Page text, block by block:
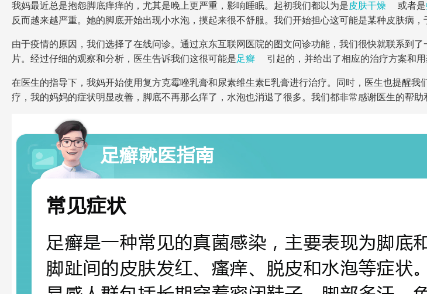
我妈最近总是抱怨脚底痒痒的，尤其是晚上更严重，影响睡眠。起初我们都以为是皮肤干燥 或者是
反而越来越严重。她的脚底开始出现小水泡，摸起来很不舒服。我们开始担心这可能是某种皮肤病，
由于疫情的原因，我们选择了在线问诊。通过京东互联网医院的图文问诊功能，我们很快就联系到
片。经过仔细的观察和分析，医生告诉我们这很可能是足癣 引起的，并给出了相应的治疗方案和用
在医生的指导下，我妈开始使用复方克霉唑乳膏和尿素维生素E乳膏进行治疗。同时，医生也提醒
疗，我的妈妈的症状明显改善，脚底不再那么痒了，水泡也消退了很多。我们都非常感谢医生的帮助